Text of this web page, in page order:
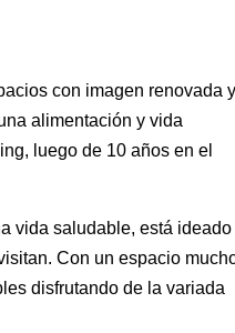
con imagen renovada y
alimentación y vida
luego de 10 años en el
vida saludable, está ideado
Con un espacio
disfrutando de la variada